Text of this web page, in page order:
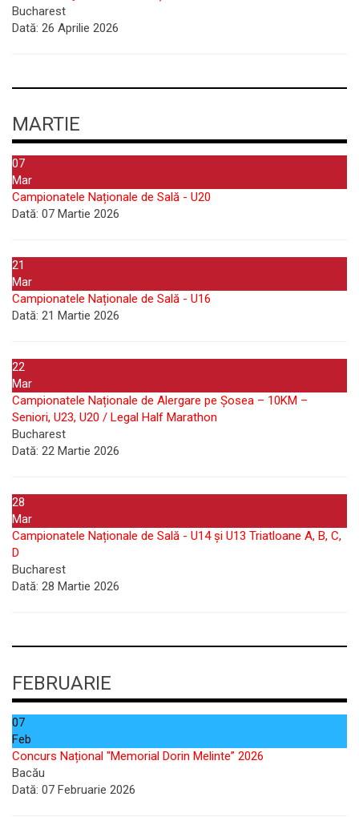
Bucharest
Dată: 26 Aprilie 2026
MARTIE
07
Mar
Campionatele Naționale de Sală - U20
Dată: 07 Martie 2026
21
Mar
Campionatele Naționale de Sală - U16
Dată: 21 Martie 2026
22
Mar
Campionatele Naționale de Alergare pe Șosea – 10KM –
Seniori, U23, U20 / Legal Half Marathon
Bucharest
Dată: 22 Martie 2026
28
Mar
Campionatele Naționale de Sală - U14 și U13 Triatloane A, B, C,
D
Bucharest
Dată: 28 Martie 2026
FEBRUARIE
07
Feb
Concurs Național "Memorial Dorin Melinte” 2026
Bacău
Dată: 07 Februarie 2026